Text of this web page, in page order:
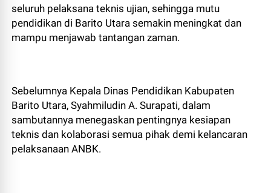
seluruh pelaksana teknis ujian, sehingga mutu
pendidikan di Barito Utara semakin meningkat dan
mampu menjawab tantangan zaman.
Sebelumnya Kepala Dinas Pendidikan Kabupaten
Barito Utara, Syahmiludin A. Surapati, dalam
sambutannya menegaskan pentingnya kesiapan
teknis dan kolaborasi semua pihak demi kelancaran
pelaksanaan ANBK.